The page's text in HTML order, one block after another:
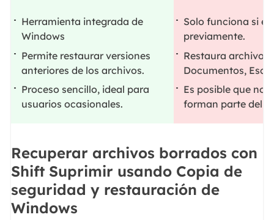
Herramienta integrada de
Windows
Permite restaurar versiones
anteriores de los archivos.
Proceso sencillo, ideal para
usuarios ocasionales.
Solo funciona si
previamente.
Restaura archivos
Documentos,
Es posible que no
forman parte del
Recuperar archivos borrados con
Shift Suprimir usando Copia de
seguridad y restauración de
Windows